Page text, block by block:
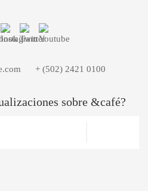
+ (502) 2421 0100
sobre &café?